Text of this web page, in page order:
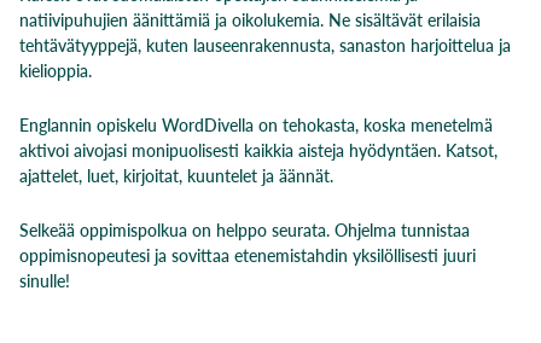
natiivipuhujien äänittämiä ja oikolukemia. Ne sisältävät erilaisia
tehtävätyyppejä, kuten lauseenrakennusta, sanaston harjoittelua ja
kielioppia.
Englannin opiskelu WordDivella on tehokasta, koska menetelmä
aktivoi aivojasi monipuolisesti kaikkia aisteja hyödyntäen. Katsot,
ajattelet, luet, kirjoitat, kuuntelet ja äännät.
Selkeää oppimispolkua on helppo seurata. Ohjelma tunnistaa
oppimisnopeutesi ja sovittaa etenemistahdin yksilöllisesti juuri
sinulle!